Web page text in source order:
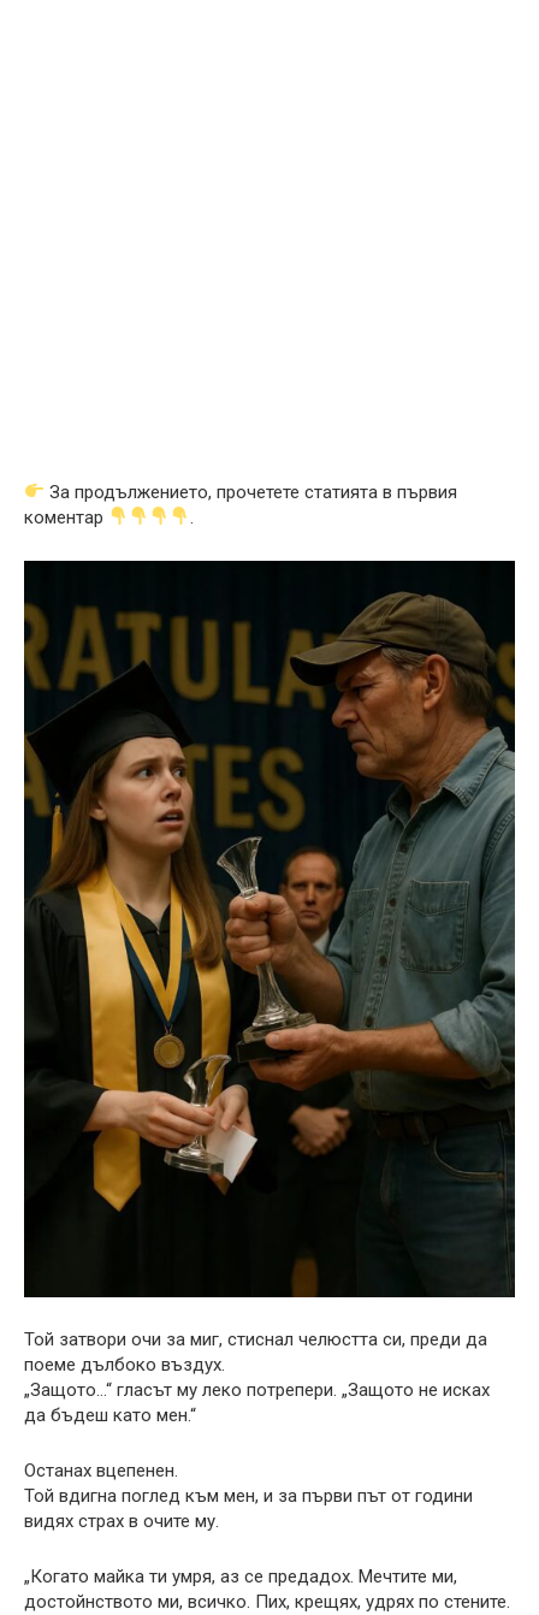
За продължението, прочетете статията в първия
коментар
.
Той затвори очи за миг, стиснал челюстта си, преди да
поеме дълбоко въздух.
„Защото…“ гласът му леко потрепери. „Защото не исках
да бъдеш като мен.“
Останах вцепенен.
Той вдигна поглед към мен, и за първи път от години
видях страх в очите му.
„Когато майка ти умря, аз се предадох. Мечтите ми,
достойнството ми, всичко. Пих, крещях, удрях по стените.